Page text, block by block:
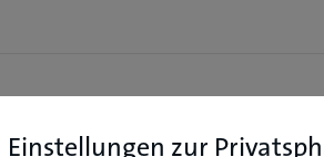
Einstellungen zur